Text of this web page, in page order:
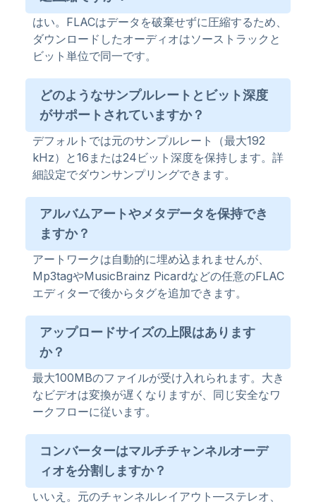
はい。FLACはデータを破棄せずに圧縮するため、
ダウンロードしたオーディオはソーストラックと
ビット単位で同一です。
どのようなサンプルレートとビット深度
がサポートされていますか？
デフォルトでは元のサンプルレート（最大192
kHz）と16または24ビット深度を保持します。詳
細設定でダウンサンプリングできます。
アルバムアートやメタデータを保持でき
ますか？
アートワークは自動的に埋め込まれませんが、
Mp3tagやMusicBrainz Picardなどの任意のFLAC
エディターで後からタグを追加できます。
アップロードサイズの上限はあります
か？
最大100MBのファイルが受け入れられます。大き
なビデオは変換が遅くなりますが、同じ安全なワ
ークフローに従います。
コンバーターはマルチチャンネルオーデ
ィオを分割しますか？
いいえ。元のチャンネルレイアウト—ステレオ、